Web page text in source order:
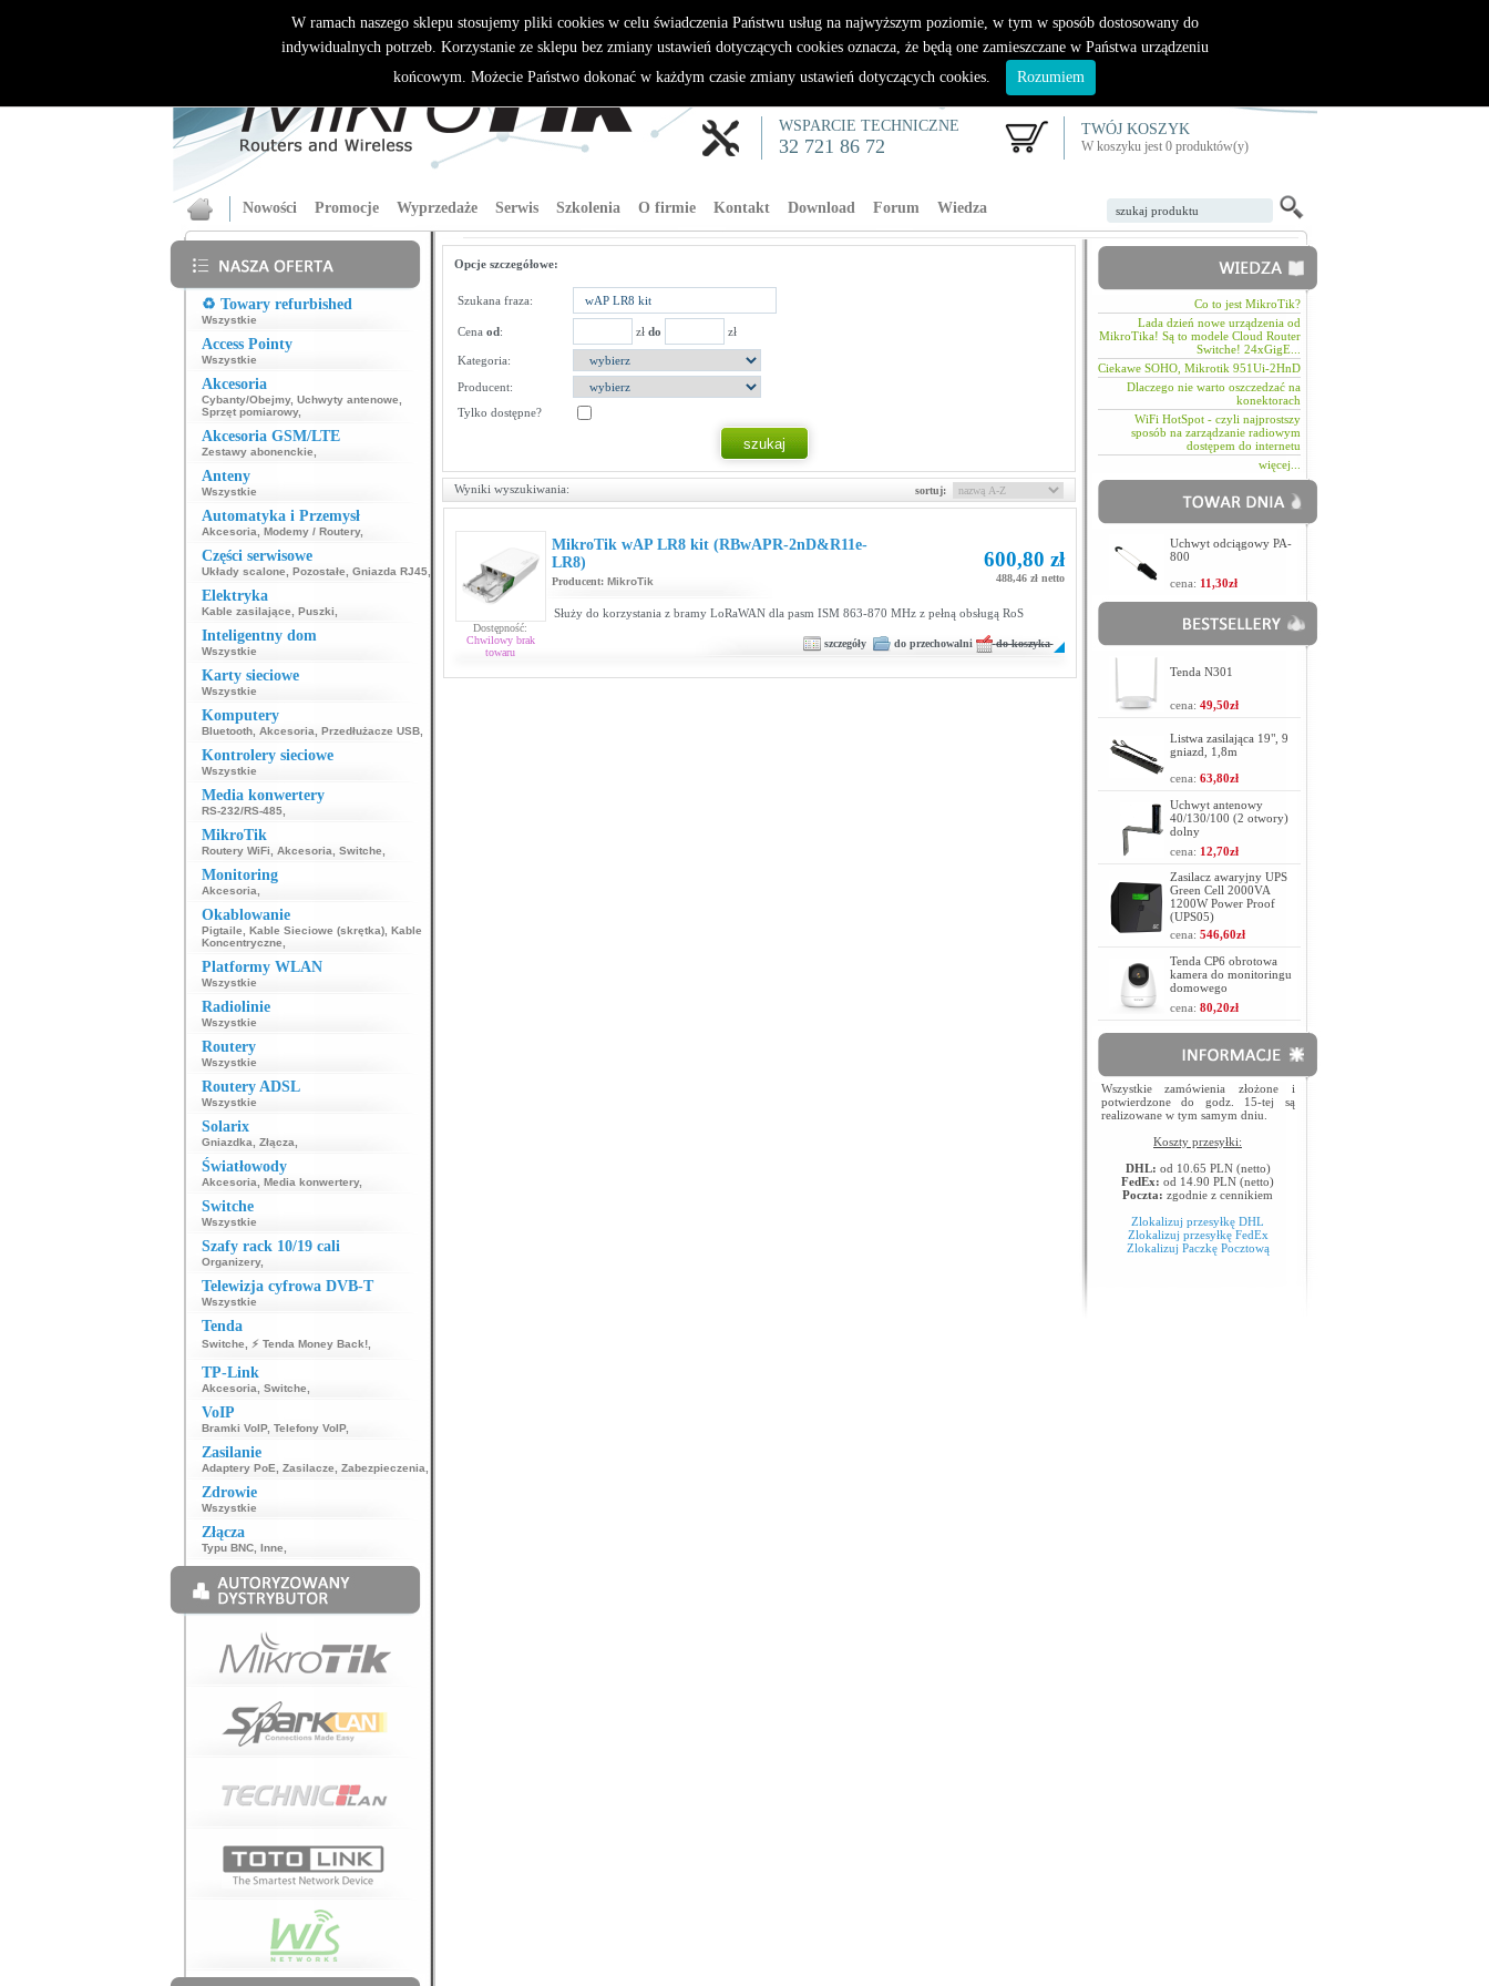
WSPARCIE TECHNICZNE
32 721 86 72
TWÓJ KOSZYK
W koszyku jest 0 produktów(y)
Nowości Promocje Wyprzedaże Serwis Szkolenia O firmie Kontakt Download Forum Wiedza
♻️ Towary refurbished
Wszystkie
Access Pointy
Wszystkie
Akcesoria
Cybanty/Obejmy, Uchwyty antenowe
Sprzęt pomiarowy,
Akcesoria GSM/LTE
Zestawy abonenckie
Anteny
Wszystkie
Automatyka i Przemysł
Akcesoria Modemy / Routery,
Części serwisowe
Układy scalone Pozostałe Gniazda RJ45,
Elektryka
Kable zasilające Puszki
Inteligentny dom
Wszystkie
Karty sieciowe
Wszystkie
Komputery
Bluetooth, Akcesoria Przedłużacze USB,
Kontrolery sieciowe
Wszystkie
Media konwertery
RS-232/RS-485,
MikroTik
Routery WiFi Akcesoria Switche
Monitoring
Akcesoria
Okablowanie
Pigtaile Kable Sieciowe (skrętka), Kable
Koncentryczne
Platformy WLAN
Wszystkie
Radiolinie
Wszystkie
Routery
Wszystkie
Routery ADSL
Wszystkie
Solarix
Gniazdka Złącza
Światłowody
Akcesoria Media konwertery,
Switche
Wszystkie
Szafy rack 10/19 cali
Organizery,
Telewizja cyfrowa DVB-T
Wszystkie
Tenda
Switche ⚡ Tenda Money Back!,
TP-Link
Akcesoria Switche
VoIP
Bramki VoIP, Telefony VoIP,
Zasilanie
Adaptery PoE Zasilacze Zabezpieczenia
Zdrowie
Wszystkie
Złącza
Typu BNC, Inne
Opcje szczegółowe:
Szukana fraza:
Cena od: zł do zł
Kategoria:
Producent:
Tylko dostępne?
Wyniki wyszukiwania: sortuj:
Dostępność:
Chwilowy brak
towaru
MikroTik wAP LR8 kit (RBwAPR-2nD&R11e-
LR8)
Producent: MikroTik
600,80 zł
488,46 zł netto
Służy do korzystania z bramy LoRaWAN dla pasm ISM 863-870 MHz z pełną obsługą RoS
szczegóły do przechowalni do koszyka
Co to jest MikroTik?
Lada dzień nowe urządzenia od
MikroTika! Są to modele Cloud Router
Switche! 24xGigE...
Ciekawe SOHO, Mikrotik 951Ui-2HnD
Dlaczego nie warto oszczedzać na
konektorach
WiFi HotSpot - czyli najprostszy
sposób na zarządzanie radiowym
dostępem do internetu
więcej...
Uchwyt odciągowy PA-
800
cena: 11,30zł
Tenda N301
cena: 49,50zł
Listwa zasilająca 19", 9
gniazd, 1,8m
cena: 63,80zł
Uchwyt antenowy
40/130/100 (2 otwory)
dolny
cena: 12,70zł
Zasilacz awaryjny UPS
Green Cell 2000VA
1200W Power Proof
(UPS05)
cena: 546,60zł
Tenda CP6 obrotowa
kamera do monitoringu
domowego
cena: 80,20zł
Wszystkie zamówienia złożone i
potwierdzone do godz. 15-tej są
realizowane w tym samym dniu.
Koszty przesyłki:
DHL: od 10.65 PLN (netto)
FedEx: od 14.90 PLN (netto)
Poczta: zgodnie z cennikiem
Zlokalizuj przesyłkę DHL
Zlokalizuj przesyłkę FedEx
Zlokalizuj Paczkę Pocztową
W ramach naszego sklepu stosujemy pliki cookies w celu świadczenia Państwu usług na najwyższym poziomie, w tym w sposób dostosowany do
indywidualnych potrzeb. Korzystanie ze sklepu bez zmiany ustawień dotyczących cookies oznacza, że będą one zamieszczane w Państwa urządzeniu
końcowym. Możecie Państwo dokonać w każdym czasie zmiany ustawień dotyczących cookies.
Rozumiem